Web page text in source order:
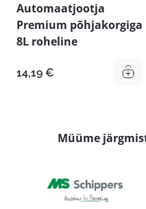
Automaatjootja
Premium põhjakorgiga
8L roheline
14,19 €
Müüme